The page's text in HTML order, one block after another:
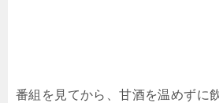
番組を見てから、甘酒を温めずに